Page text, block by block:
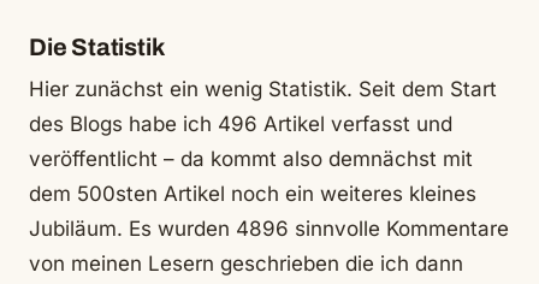
Die Statistik
Hier zunächst ein wenig Statistik. Seit dem Start
des Blogs habe ich 496 Artikel verfasst und
veröffentlicht – da kommt also demnächst mit
dem 500sten Artikel noch ein weiteres kleines
Jubiläum. Es wurden 4896 sinnvolle Kommentare
von meinen Lesern geschrieben die ich dann